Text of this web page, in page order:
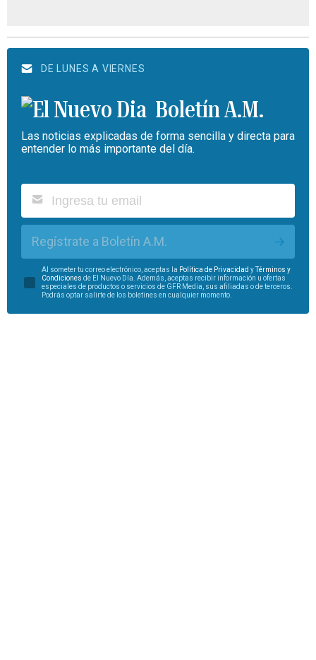
DE LUNES A VIERNES
Boletín A.M.
Las noticias explicadas de forma sencilla y directa para
entender lo más importante del día.
Regístrate a Boletín A.M.
Al someter tu correo electrónico, aceptas la Política de Privacidad y
Términos y
Condiciones de El Nuevo Día. Además, aceptas recibir información u ofertas
especiales de productos o servicios de GFR Media, sus afiliadas o de terceros.
Podrás optar salirte de los boletines en cualquier momento.